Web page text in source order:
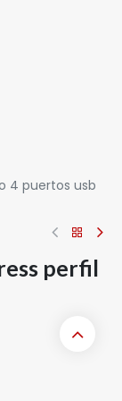
4 puertos usb
perfil